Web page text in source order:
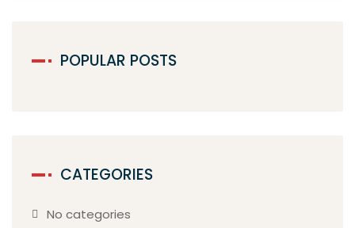
POPULAR POSTS
CATEGORIES
No categories